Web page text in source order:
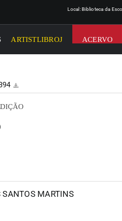
Local: Biblioteca da
ARTISTLIBROJ ACERVO
SANTOS MARTINS